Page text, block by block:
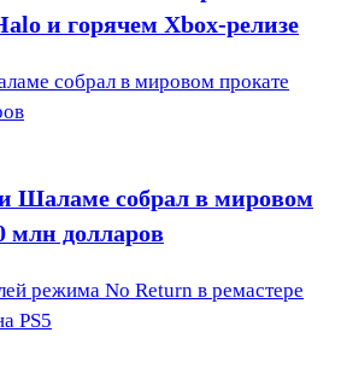
и горячем Xbox-релизе
собрал в мировом прокате
Шаламе собрал в мировом
млн долларов
режима No Return в ремастере
PS5